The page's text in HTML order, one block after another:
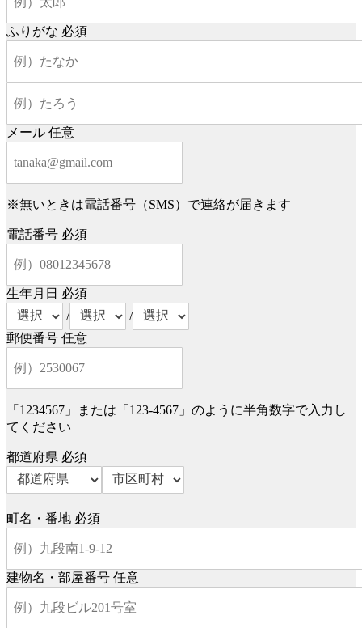
ふりがな 必須
メール 任意
※無いときは電話番号（SMS）で連絡が届きます
電話番号 必須
生年月日 必須
/
/
郵便番号 任意
「1234567」または「123-4567」のように半角数字で入力し
てください
都道府県 必須
町名・番地 必須
建物名・部屋番号 任意